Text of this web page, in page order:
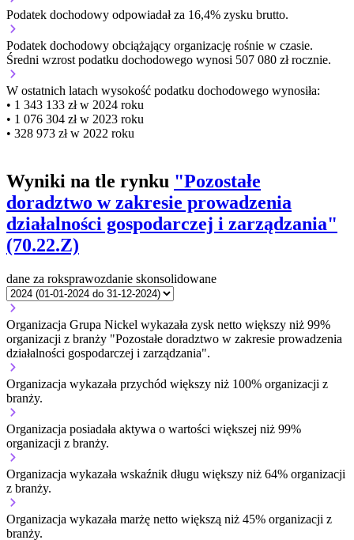
Podatek dochodowy odpowiadał za 16,4% zysku brutto.
Podatek dochodowy obciążający organizację rośnie w czasie.
Średni wzrost podatku dochodowego wynosi 507 080 zł rocznie.
W ostatnich latach wysokość podatku dochodowego wynosiła:
• 1 343 133 zł w 2024 roku
• 1 076 304 zł w 2023 roku
• 328 973 zł w 2022 roku
Wyniki na tle rynku "Pozostałe
doradztwo w zakresie prowadzenia
działalności gospodarczej i zarządzania"
(70.22.Z)
dane za roksprawozdanie skonsolidowane
Organizacja Grupa Nickel wykazała zysk netto większy niż 99%
organizacji z branży "Pozostałe doradztwo w zakresie prowadzenia
działalności gospodarczej i zarządzania".
Organizacja wykazała przychód większy niż 100% organizacji z
branży.
Organizacja posiadała aktywa o wartości większej niż 99%
organizacji z branży.
Organizacja wykazała wskaźnik długu większy niż 64% organizacji
z branży.
Organizacja wykazała marżę netto większą niż 45% organizacji z
branży.